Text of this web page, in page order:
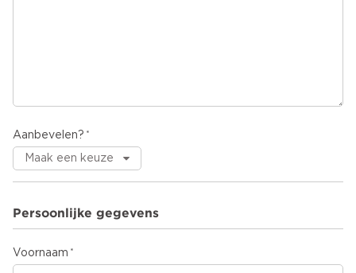
Aanbevelen?
Persoonlijke gegevens
Voornaam